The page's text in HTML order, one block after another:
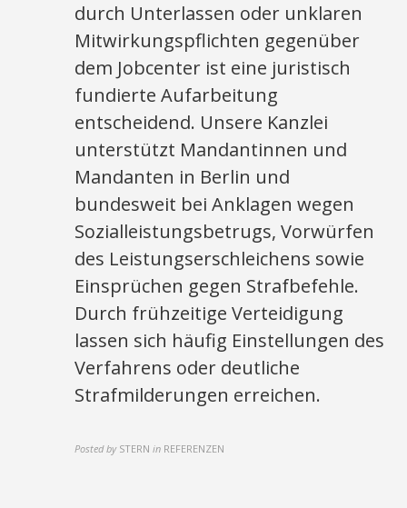
durch Unterlassen oder unklaren
Mitwirkungspflichten gegenüber
dem Jobcenter ist eine juristisch
fundierte Aufarbeitung
entscheidend. Unsere Kanzlei
unterstützt Mandantinnen und
Mandanten in Berlin und
bundesweit bei Anklagen wegen
Sozialleistungsbetrugs, Vorwürfen
des Leistungserschleichens sowie
Einsprüchen gegen Strafbefehle.
Durch frühzeitige Verteidigung
lassen sich häufig Einstellungen des
Verfahrens oder deutliche
Strafmilderungen erreichen.
Posted by STERN in REFERENZEN